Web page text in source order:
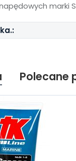
marki
Polecane